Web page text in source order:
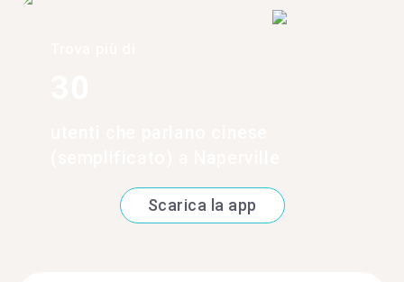
Scarica la app